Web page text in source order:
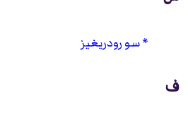
سو رودريغيز
ف